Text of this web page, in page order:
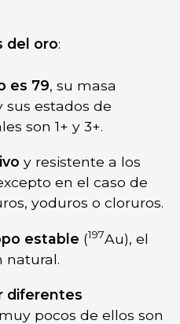
del oro:
es 79, su masa
sus estados de
son 1+ y 3+.
y resistente a los
en el caso de
yoduros o cloruros.
estable (197Au), el
natural.
diferentes
pocos de ellos son